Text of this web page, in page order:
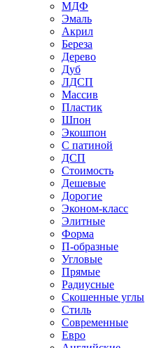
МДФ
Эмаль
Акрил
Береза
Дерево
Дуб
ЛДСП
Массив
Пластик
Шпон
Экошпон
С патиной
ДСП
Стоимость
Дешевые
Дорогие
Эконом-класс
Элитные
Форма
П-образные
Угловые
Прямые
Радиусные
Скошенные углы
Стиль
Современные
Евро